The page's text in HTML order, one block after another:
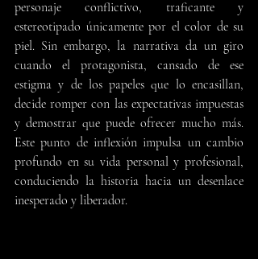
personaje conflictivo, traficante y
estereotipado únicamente por el color de su
piel. Sin embargo, la narrativa da un giro
cuando el protagonista, cansado de ese
estigma y de los papeles que lo encasillan,
decide romper con las expectativas impuestas
y demostrar que puede ofrecer mucho más.
Este punto de inflexión impulsa un cambio
profundo en su vida personal y profesional,
conduciendo la historia hacia un desenlace
inesperado y liberador.